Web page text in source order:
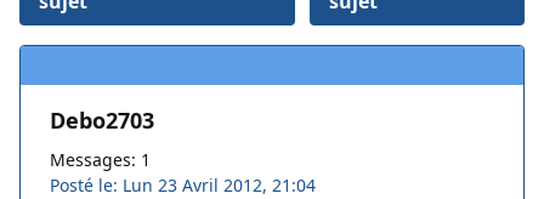
Debo2703
Messages: 1
Posté le: Lun 23 Avril 2012, 21:04